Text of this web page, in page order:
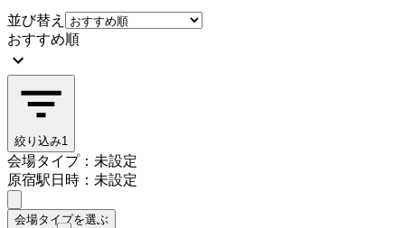
並び替え
おすすめ順
絞り込み1
会場タイプ：未設定
原宿駅日時：未設定
会場タイプを選ぶ